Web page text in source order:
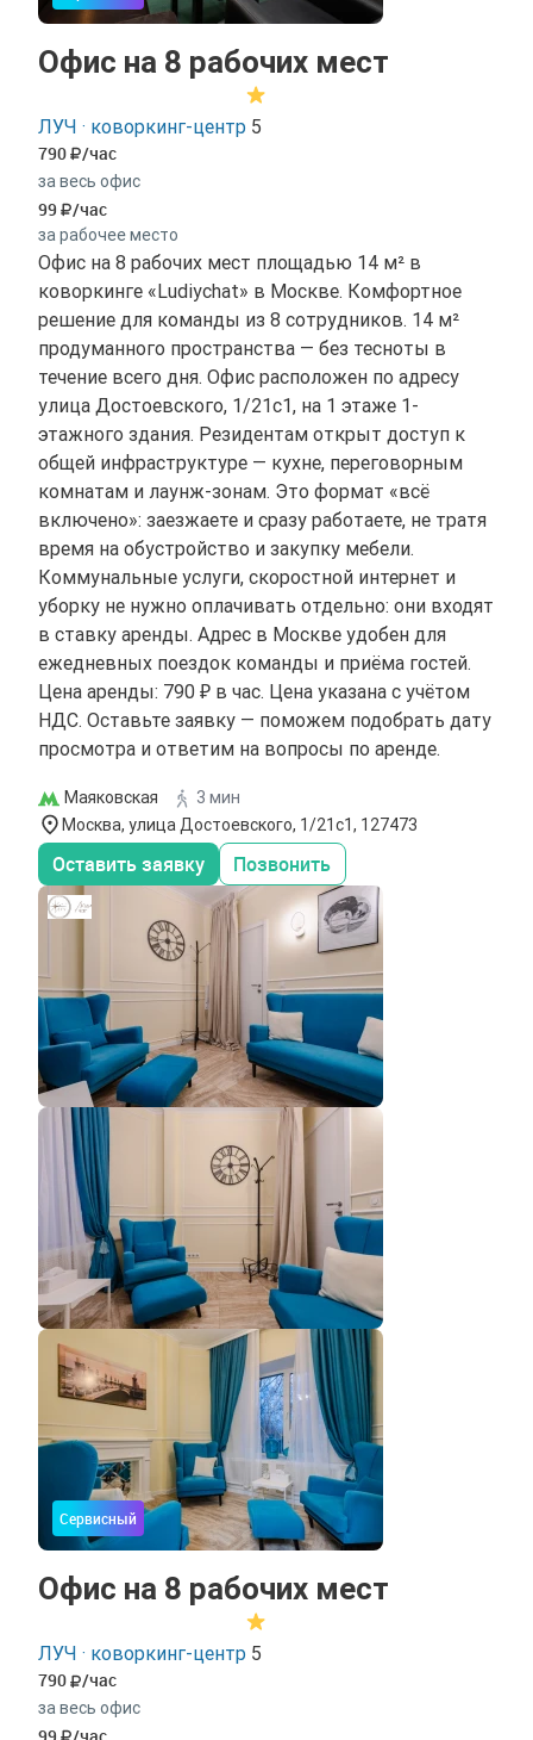
Офис на 8 рабочих мест
ЛУЧ · коворкинг-центр 5
790 /час
за весь офис
99 /час
за рабочее место
Офис на 8 рабочих мест площадью 14 м² в
коворкинге «Ludiychat» в Москве. Комфортное
решение для команды из 8 сотрудников. 14 м²
продуманного пространства — без тесноты в
течение всего дня. Офис расположен по адресу
улица Достоевского, 1/21с1, на 1 этаже 1-
этажного здания. Резидентам открыт доступ к
общей инфраструктуре — кухне, переговорным
комнатам и лаунж-зонам. Это формат «всё
включено»: заезжаете и сразу работаете, не тратя
время на обустройство и закупку мебели.
Коммунальные услуги, скоростной интернет и
уборку не нужно оплачивать отдельно: они входят
в ставку аренды. Адрес в Москве удобен для
ежедневных поездок команды и приёма гостей.
Цена аренды: 790 ₽ в час. Цена указана с учётом
НДС. Оставьте заявку — поможем подобрать дату
просмотра и ответим на вопросы по аренде.
Маяковская
3 мин
Москва, улица Достоевского, 1/21с1, 127473
Оставить заявку Позвонить
Сервисный
Офис на 8 рабочих мест
ЛУЧ · коворкинг-центр 5
790 /час
за весь офис